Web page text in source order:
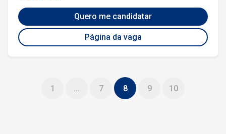
Página da vaga
Quero me candidatar
1 ... 7 8 9 10